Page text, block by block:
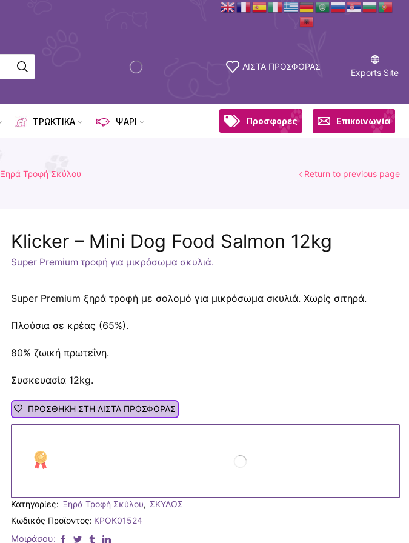
ΛΙΣΤΑ ΠΡΟΣΦΟΡΑΣ
Exports Site
ΤΡΩΚΤΙΚΑ ΨΑΡΙ Προσφορές Επικοινωνία
Ξηρά Τροφή Σκύλου Return to previous page
Klicker – Mini Dog Food Salmon 12kg
Super Premium τροφή για μικρόσωμα σκυλιά.
Super Premium ξηρά τροφή με σολομό για μικρόσωμα σκυλιά. Χωρίς σιτηρά.
Πλούσια σε κρέας (65%).
80% ζωική πρωτεΐνη.
Συσκευασία 12kg.
ΠΡΟΣΘΗΚΗ ΣΤΗ ΛΙΣΤΑ ΠΡΟΣΦΟΡΑΣ
Κατηγορίες: Ξηρά Τροφή Σκύλου, ΣΚΥΛΟΣ
Κωδικός Προϊοντος: ΚΡΟΚ01524
Μοιράσου: